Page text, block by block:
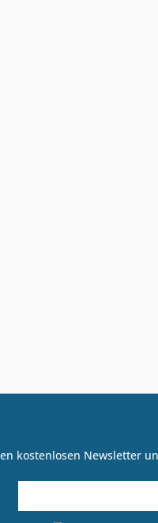
kostenlosen Newsletter